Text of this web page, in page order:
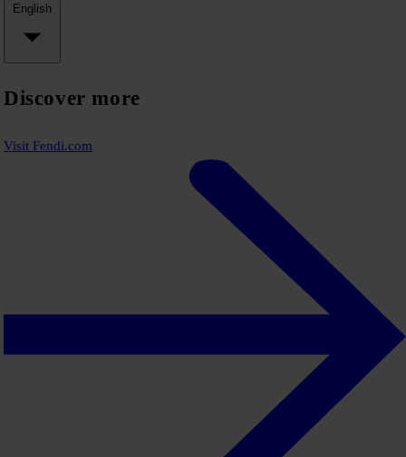
English
Discover more
Visit Fendi.com